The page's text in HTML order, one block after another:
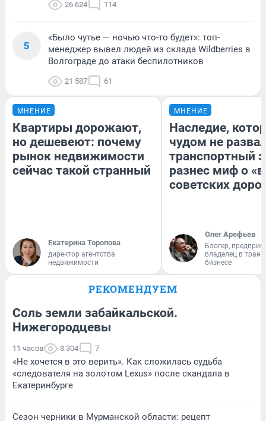
26 624 114
5
«Было чутье — ночью что-то будет»: топ-
менеджер вывел людей из склада Wildberries в
Волгограде до атаки беспилотников
21 587 61
МНЕНИЕ
Квартиры дорожают,
но дешевеют: почему
рынок недвижимости
сейчас такой странный
Екатерина Торопова
директор агентства
недвижимости
МНЕНИЕ
Наследие,
чудом не
транспортный
разнес миф о
советских
Олег Арефьев
Блогер,
владелец в
бизнесе
РЕКОМЕНДУЕМ
Соль земли забайкальской.
Нижегородцевы
11 часов 8 304 7
«Не хочется в это верить». Как сложилась судьба
«следователя на золотом Lexus» после скандала в
Екатеринбурге
Сезон черники в Мурманской области: рецепт